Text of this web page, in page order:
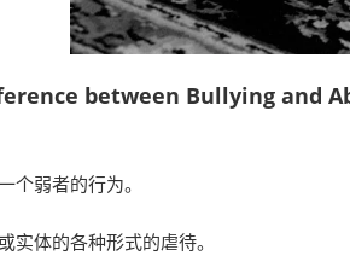
between Bullying and
个弱者的行为。
实体的各种形式的虐待。